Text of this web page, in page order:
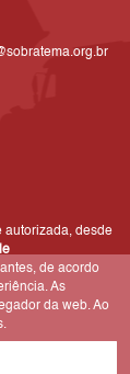
autorizada, desde
de acordo
As
da web. Ao